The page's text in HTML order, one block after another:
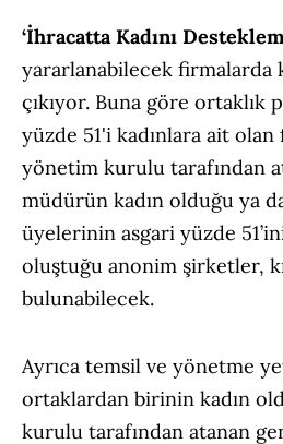
‘İhracatta Kadını
yararlanabilecek firmalarda
çıkıyor. Buna göre ortaklık
yüzde 51'i kadınlara ait olan
yönetim kurulu tarafından
müdürün kadın olduğu ya
üyelerinin asgari yüzde
oluştuğu anonim şirketler,
bulunabilecek.
Ayrıca temsil ve yönetme
ortaklardan birinin kadın
kurulu tarafından atanan